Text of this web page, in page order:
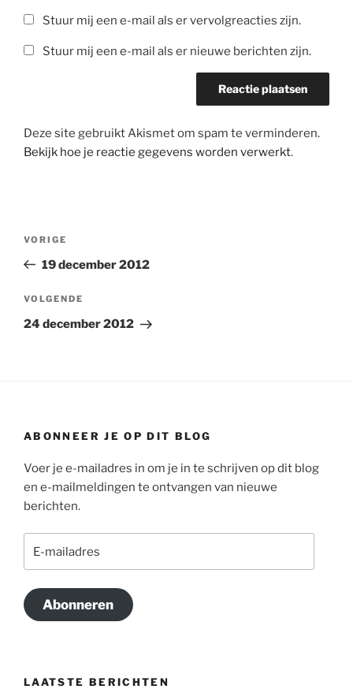
Stuur mij een e-mail als er vervolgreacties zijn.
Stuur mij een e-mail als er nieuwe berichten zijn.
Deze site gebruikt Akismet om spam te verminderen.
Bekijk hoe je reactie gegevens worden verwerkt.
Vorig
bericht
VORIGE
19 december 2012
Volgend
bericht
VOLGENDE
24 december 2012
ABONNEER JE OP DIT BLOG
Voer je e-mailadres in om je in te schrijven op dit blog
en e-mailmeldingen te ontvangen van nieuwe
berichten.
mailadres
Abonneren
LAATSTE BERICHTEN